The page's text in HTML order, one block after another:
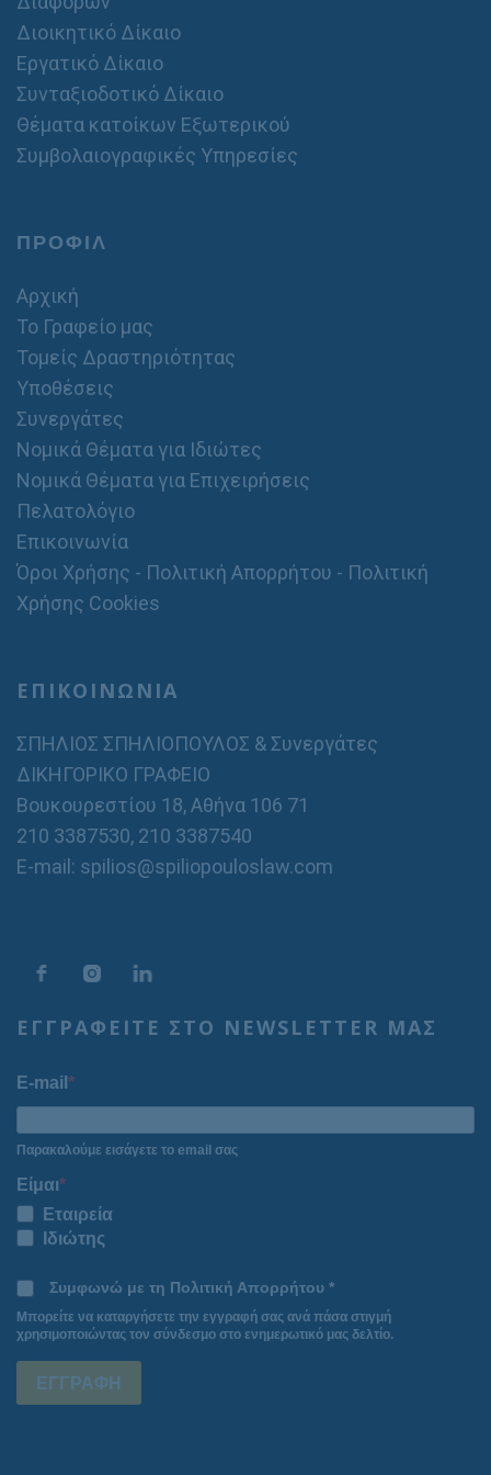
Διοικητικό Δίκαιο
Εργατικό Δίκαιο
Συνταξιοδοτικό Δίκαιο
Θέματα κατοίκων Εξωτερικού
Συμβολαιογραφικές Υπηρεσίες
ΠΡΟΦΙΛ
Αρχική
Το Γραφείο μας
Τομείς Δραστηριότητας
Υποθέσεις
Συνεργάτες
Νομικά Θέματα για Ιδιώτες
Νομικά Θέματα για Επιχειρήσεις
Πελατολόγιο
Επικοινωνία
Όροι Χρήσης - Πολιτική Απορρήτου - Πολιτική
Χρήσης Cookies
ΕΠΙΚΟΙΝΩΝΙΑ
ΣΠΗΛΙΟΣ ΣΠΗΛΙΟΠΟΥΛΟΣ & Συνεργάτες
ΔΙΚΗΓΟΡΙΚΟ ΓΡΑΦΕΙΟ
Βουκουρεστίου 18, Αθήνα 106 71
210 3387530, 210 3387540
E-mail: spilios@spiliopouloslaw.com
ΕΓΓΡΑΦΕΙΤΕ ΣΤΟ NEWSLETTER ΜΑΣ
E-mail
Παρακαλούμε εισάγετε το email σας
Είμαι
Εταιρεία
Ιδιώτης
Συμφωνώ με τη Πολιτική Απορρήτου *
Μπορείτε να καταργήσετε την εγγραφή σας ανά πάσα στιγμή
χρησιμοποιώντας τον σύνδεσμο στο ενημερωτικό μας δελτίο.
ΕΓΓΡΑΦΗ